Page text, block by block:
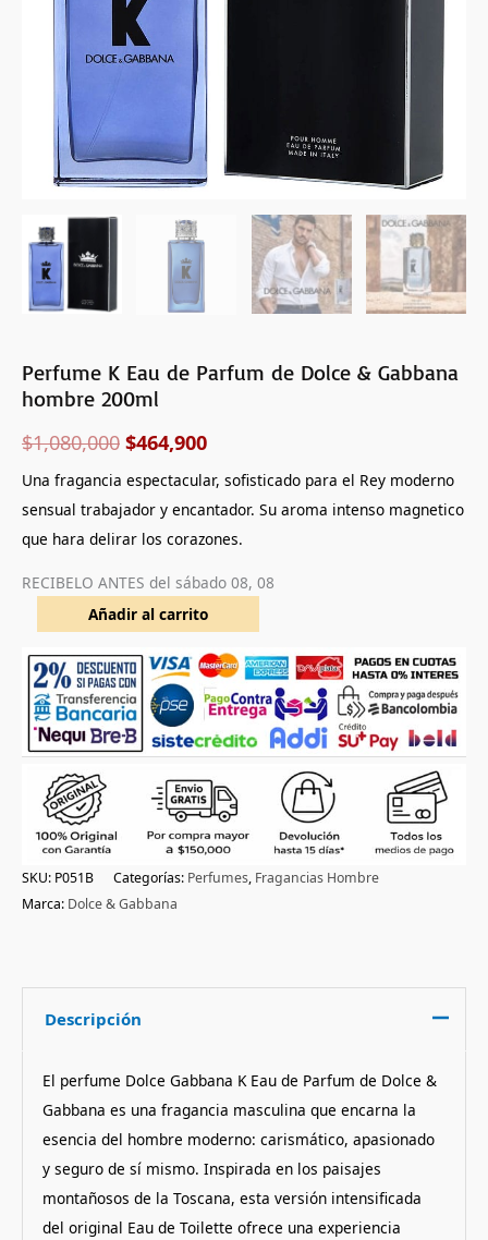
Perfume K Eau de Parfum de Dolce & Gabbana
hombre 200ml
$1,080,000 $464,900
Una fragancia espectacular, sofisticado para el Rey moderno
sensual trabajador y encantador. Su aroma intenso magnetico
que hara delirar los corazones.
RECIBELO ANTES del sábado 08, 08
hombre
cantidad
Añadir al carrito
SKU: P051B Categorías: Perfumes, Fragancias Hombre
Marca: Dolce & Gabbana
Descripción
El perfume Dolce Gabbana K Eau de Parfum de Dolce &
Gabbana es una fragancia masculina que encarna la
esencia del hombre moderno: carismático, apasionado
y seguro de sí mismo. Inspirada en los paisajes
montañosos de la Toscana, esta versión intensificada
del original Eau de Toilette ofrece una experiencia